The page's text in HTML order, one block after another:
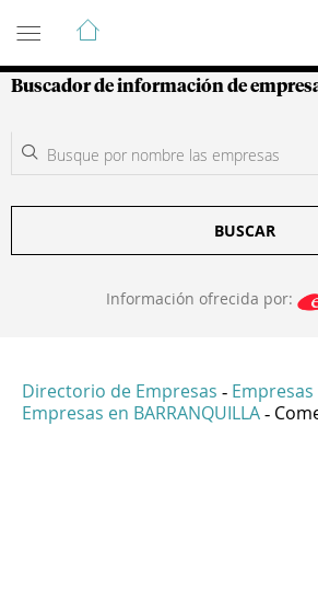
Guía de Empresas
Buscador de información de
BUSCAR
Información ofrecida por:
Directorio de Empresas - Empresas
Empresas en BARRANQUILLA -